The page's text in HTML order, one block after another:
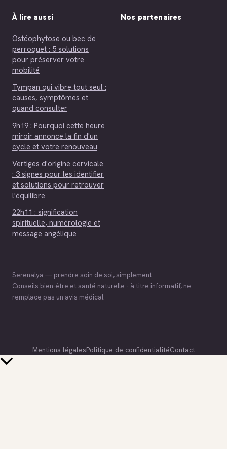
À lire aussi
Ostéophytose ou bec de
perroquet : 5 solutions
pour préserver votre
mobilité
Tympan qui vibre tout seul :
causes, symptômes et
quand consulter
9h19 : Pourquoi cette heure
miroir annonce la fin d'un
cycle et votre renouveau
Vertiges d'origine cervicale
: 3 signes pour les identifier
et solutions pour retrouver
l'équilibre
22h11 : signification
spirituelle, numérologie et
message angélique
Nos partenaires
Serenalya — prendre soin de soi, simplement.
Conseils bien-être et santé naturelle · à titre informatif, ne
remplace pas un avis médical.
Mentions légalesPolitique de confidentialitéContact